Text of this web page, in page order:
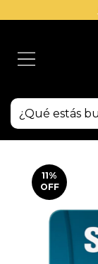
11%
OFF